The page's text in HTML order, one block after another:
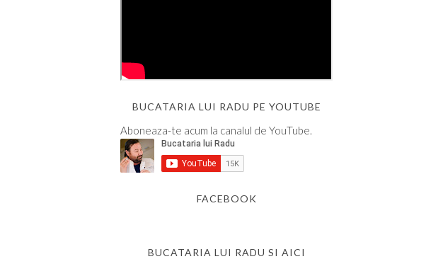
BUCATARIA LUI RADU PE YOUTUBE
Aboneaza-te acum la canalul de YouTube.
FACEBOOK
BUCATARIA LUI RADU SI AICI